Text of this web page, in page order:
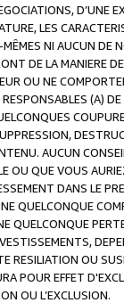
D’UNE
LES
NI AUCUN DE
DE LA MANIERE
OU NE
(A)
AUCUN
QUE VOUS
DANS LE
QUELCONQUE
QUELCONQUE
RESILIATION OU
POUR EFFET
OU L’EXCLUSION.